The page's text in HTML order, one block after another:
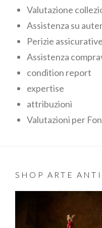
Valutazione
Assistenza su
Perizie assicurative
Assistenza
condition report
expertise
attribuzioni
Valutazioni per
SHOP ARTE